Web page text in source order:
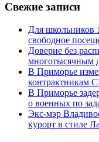
Свежие записи
Для школьников
свободное
Доверие без
многотысячным
В Приморье
контрактникам
В Приморье
о военных по
Экс-мэр
курорт в стиле